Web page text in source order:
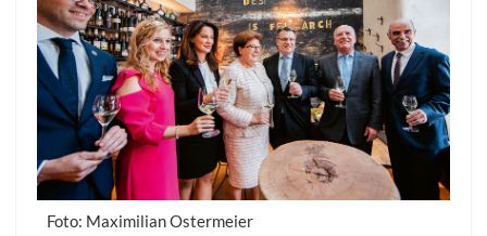
Foto: Maximilian Ostermeier